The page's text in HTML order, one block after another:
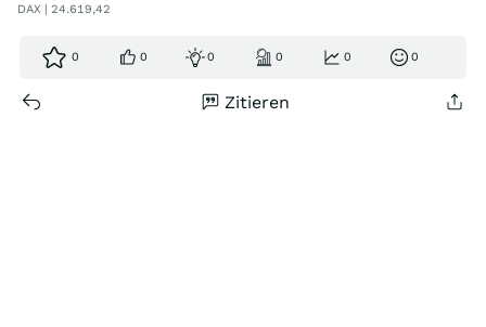
DAX | 24.619,42
0 0 0 0 0 0
Zitieren